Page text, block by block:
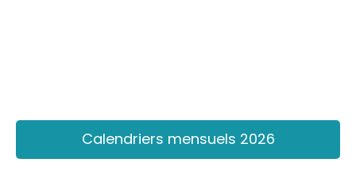
Calendriers mensuels 2026